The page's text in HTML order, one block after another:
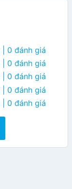
| 0 đánh giá
| 0 đánh giá
| 0 đánh giá
| 0 đánh giá
| 0 đánh giá